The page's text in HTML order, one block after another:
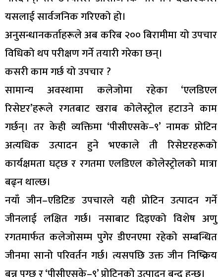
यसलाई सार्वजनिक गरिएको हो।
अनुसन्धानकर्ताहरूले अब करिब २०० बिरामीमा यो उपचार
विधिको थप परीक्षण गर्ने तयारी गरेका छन्।
कसरी काम गर्छ यो उपचार ?
सामान्य अवस्थामा कलेजोमा रहेका ‘एलडिएल
रिसेप्टर’हरूले रगतबाट खराब कोलेस्ट्रोल हटाउने काम
गर्छन्। तर केही व्यक्तिमा ‘पीसीएसके–९’ नामक प्रोटिन
अत्यधिक उत्पादन हुने भएकाले ती रिसेप्टरहरूको
कार्यक्षमता घट्छ र रगतमा एलडिएल कोलेस्ट्रोलको मात्रा
बढ्न थाल्छ।
नयाँ जीन–एडिटिङ उपचारले यही प्रोटिन उत्पादन गर्ने
जीनलाई लक्षित गर्छ। नसाबाट दिइएको विशेष अणु
रगतमार्फत कलेजोसम्म पुगेर डीएनएमा रहेको सम्बन्धित
जीनमा सानो परिवर्तन गर्छ। त्यसपछि उक्त जीन निष्क्रिय